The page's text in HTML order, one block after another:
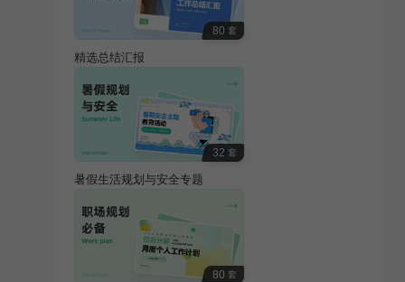
80 套
精选总结汇报
32 套
暑假生活规划与安全专题
80 套